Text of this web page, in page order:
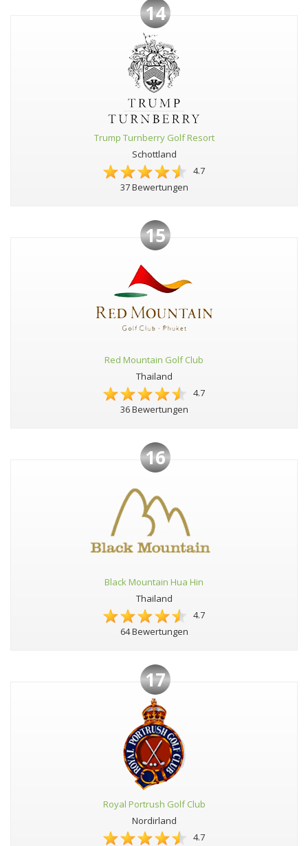
14
Trump Turnberry Golf Resort
Schottland
4.7
37 Bewertungen
15
Red Mountain Golf Club
Thailand
4.7
36 Bewertungen
16
Black Mountain Hua Hin
Thailand
4.7
64 Bewertungen
17
Royal Portrush Golf Club
Nordirland
4.7